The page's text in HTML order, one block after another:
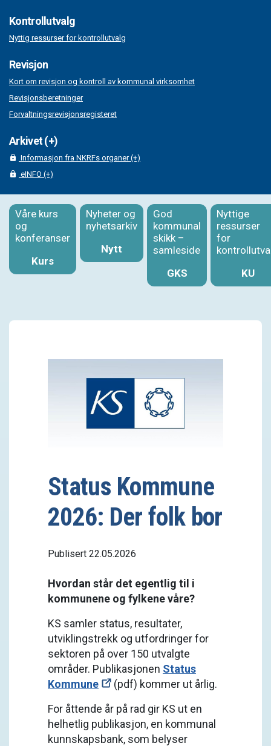
Kontrollutvalg
Nyttig ressurser for kontrollutvalg
Revisjon
Kort om revisjon og kontroll av kommunal virksomhet
Revisjonsberetninger
Forvaltningsrevisjonsregisteret
Arkivet (+)
Informasjon fra NKRFs organer (+)
eINFO (+)
Våre kurs
og
konferanser
Kurs
Nyheter og
nyhetsarkiv
Nytt
God
kommunal
skikk –
samleside
GKS
Nyttige
ressurser
for
KU
Status Kommune
2026: Der folk bor
Publisert 22.05.2026
Hvordan står det egentlig til i
kommunene og fylkene våre?
KS samler status, resultater,
utviklingstrekk og utfordringer for
sektoren på over 150 utvalgte
områder. Publikasjonen Status
Kommune
(pdf) kommer ut årlig.
For åttende år på rad gir KS ut en
helhetlig publikasjon, en kommunal
kunnskapsbank, som belyser